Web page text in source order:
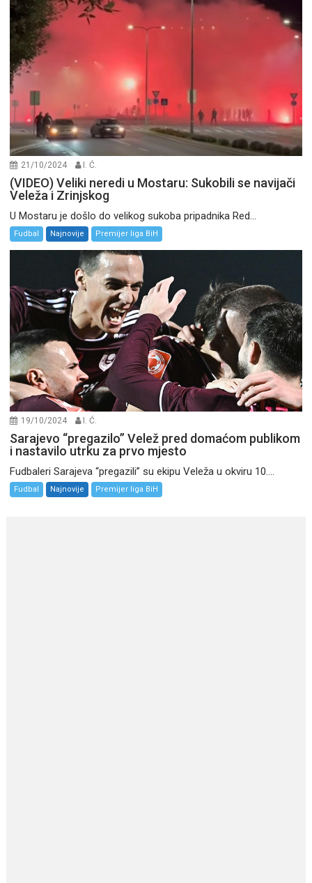
21/10/2024 I. Ć.
(VIDEO) Veliki neredi u Mostaru: Sukobili se navijači
Veleža i Zrinjskog
U Mostaru je došlo do velikog sukoba pripadnika Red...
Fudbal Najnovije Premijer liga BiH
19/10/2024 I. Ć.
Sarajevo “pregazilo” Velež pred domaćom publikom
i nastavilo utrku za prvo mjesto
Fudbaleri Sarajeva “pregazili” su ekipu Veleža u okviru 10....
Fudbal Najnovije Premijer liga BiH